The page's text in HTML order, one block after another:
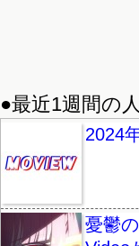
●最近1週間の
2024
憂鬱